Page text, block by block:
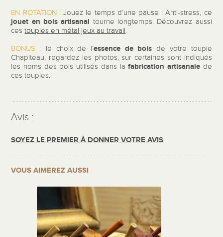
EN ROTATION :Jouez le temps d’une pause ! Anti-stress, ce
jouet en bois artisanal tourne longtemps. Découvrez aussi
cestoupies en métal jeux au travail.
BONUS : le choix de l’essence de bois de votre toupie
Chapiteau, regardez les photos, sur certaines sont indiqués
les noms des bois utilisés dans lafabrication artisanalede
ces toupies.
Avis :
SOYEZ LE PREMIER À DONNER VOTRE AVIS
VOUS AIMEREZ AUSSI